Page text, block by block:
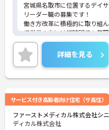
宮城県名取市に位置するデイ
リーダー職の募集です！
働き方改革に積極的に取り組
て世代の方には短時間でも無
るように配慮をされています。
ご興味ある方には、面接対策ポ
詳細をお話しいたしますので
い！
詳細を見る
サービス付き高齢者向け住宅（サ高住）
ファーストメディカル株式会社シ
ディカル株式会社